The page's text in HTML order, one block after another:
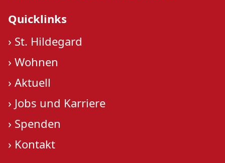
Quicklinks
› St. Hildegard
› Wohnen
› Aktuell
› Jobs und Karriere
› Spenden
› Kontakt